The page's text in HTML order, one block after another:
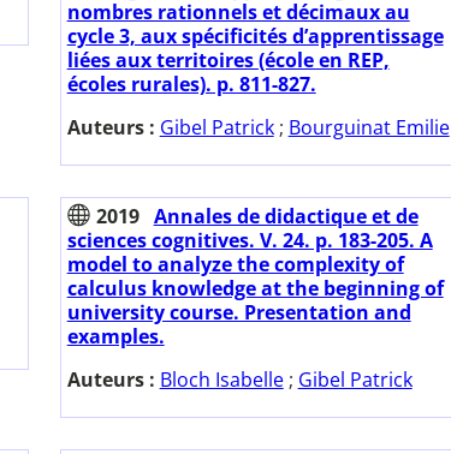
nombres rationnels et décimaux au
cycle 3, aux spécificités d’apprentissage
liées aux territoires (école en REP,
écoles rurales). p. 811-827.
Auteurs : Gibel Patrick; Bourguinat Emilie
2019 Annales de didactique et de
sciences cognitives. V. 24. p. 183-205. A
model to analyze the complexity of
calculus knowledge at the beginning of
university course. Presentation and
examples.
Auteurs : Bloch Isabelle; Gibel Patrick